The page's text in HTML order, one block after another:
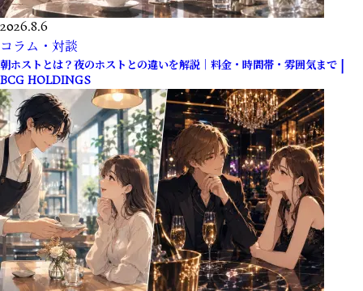
2026.8.6
コラム・対談
朝ホストとは？夜のホストとの違いを解説｜料金・時間帯・雰囲気まで |
BCG HOLDINGS